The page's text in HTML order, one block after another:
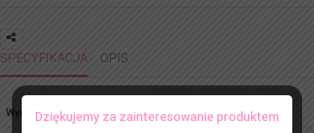
SPECYFIKACJA OPIS
Wymiary Brak danych
Dziękujemy za zainteresowanie produktem